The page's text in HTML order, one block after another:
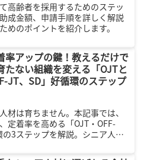
高齢者を採用するためのステッ
成金額、申請手順を詳しく解説
めのポイントを紹介します。
率アップの鍵！教えるだけで
たない組織を変える「OJTと
JT、SD」好循環のステップ
材は育ちません。本記事では、
定着率を高める「OJT・OFF-
3ステップを解説。シニア人材